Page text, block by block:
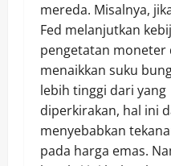
mereda. Misalnya,
Fed melanjutkan
pengetatan moneter
menaikkan suku
lebih tinggi dari yang
diperkirakan, hal ini
menyebabkan
pada harga emas.